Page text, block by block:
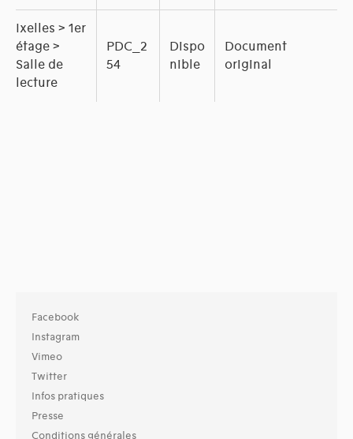
Ixelles > 1er
étage >
Salle de
lecture
PDC_2
54
Dispo
nible
Document
original
Facebook
Instagram
Vimeo
Twitter
Infos pratiques
Presse
Conditions générales